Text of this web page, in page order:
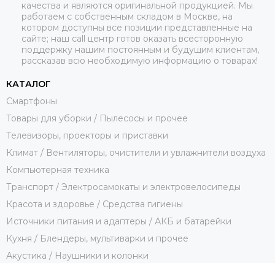
качества и являются оригинальной продукцией. Мы
работаем с собственным складом в Москве, на
котором доступны все позиции представленные на
сайте; наш call центр готов оказать всесторонную
поддержку нашим постоянным и будущим клиентам,
рассказав всю необходимую информацию о товарах!
КАТАЛОГ
Смартфоны
Товары для уборки / Пылесосы и прочее
Телевизоры, проекторы и приставки
Климат / Вентиляторы, очистители и увлажнители воздуха
Компьютерная техника
Транспорт / Электросамокаты и электровелосипеды
Красота и здоровье / Средства гигиены
Источники питания и адаптеры / АКБ и батарейки
Кухня / Блендеры, мультиварки и прочее
Акустика / Наушники и колонки